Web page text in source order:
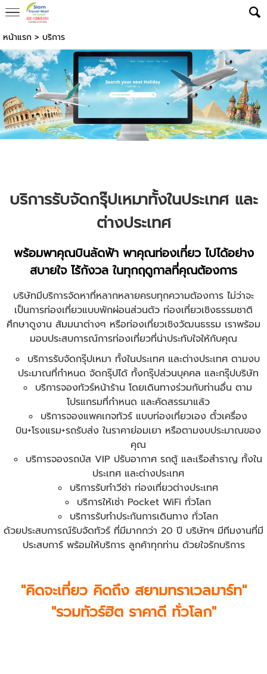
หน้าแรก > บริการ
บริการรับจัดกรุ๊ปเหมาทั้งในประเทศ และ
ต่างประเทศ
พร้อมพาคุณบินลัดฟ้า พาคุณท่องเที่ยว ไปได้อย่าง
สบายใจ ไร้กังวล ในทุกฤดูกาลที่คุณต้องการ
บริษัทมีบริการจัดหาที่หลากหลายครบทุกความต้องการ ไม่ว่าจะ
เป็นการท่องเที่ยวแบบพักผ่อนส่วนตัว ท่องเที่ยวเชิงธรรมชาติ
ศึกษาดูงาน สัมมนาต่างๆ หรือท่องเที่ยวเชิงวัฒนธรรม เราพร้อม
มอบประสบการณ์การท่องเที่ยวที่น่าประทับใจให้กับคุณ
บริการรับจัดกรุ๊ปเหมา ทั้งในประเทศ และต่างประเทศ ตามงบ
ประมาณที่กำหนด จัดกรุ๊ปได้ ทั้งกรุ๊ปส่วนบุคคล และกรุ๊ปบริษัท
บริการจองทัวร์หน้าร้าน โดยเดินทางร่วมกับท่านอื่น ตาม
โปรแกรมที่กำหนด และคัดสรรมาแล้ว
บริการจองแพคเกจทัวร์ แบบท่องเที่ยวเอง ตั๋วเครื่อง
บิน+โรงแรม+รถรับส่ง ในราคาย่อมเยา หรือตามงบประมาณของ
คุณ
บริการจองรถบัส VIP ปรับอากาศ รถตู้ และเรือสำราญ ทั้งใน
ประเทศ และต่างประเทศ
บริการรับทำวีซ่า ท่องเที่ยวต่างประเทศ
บริการให้เช่า Pocket WiFi ทั่วโลก
บริการรับทำประกันการเดินทาง ทั่วโลก
ด้วยประสบการณ์รับจัดทัวร์ ที่มีมากกว่า 20 ปี บริษัทฯ มีทีมงานที่มี
ประสบการ์ พร้อมให้บริการ ลูกค้าทุกท่าน ด้วยใจรักบริการ
"คิดจะเที่ยว คิดถึง สยามทราเวลมาร์ท"
"รวมทัวร์ฮิต ราคาดี ทั่วโลก"